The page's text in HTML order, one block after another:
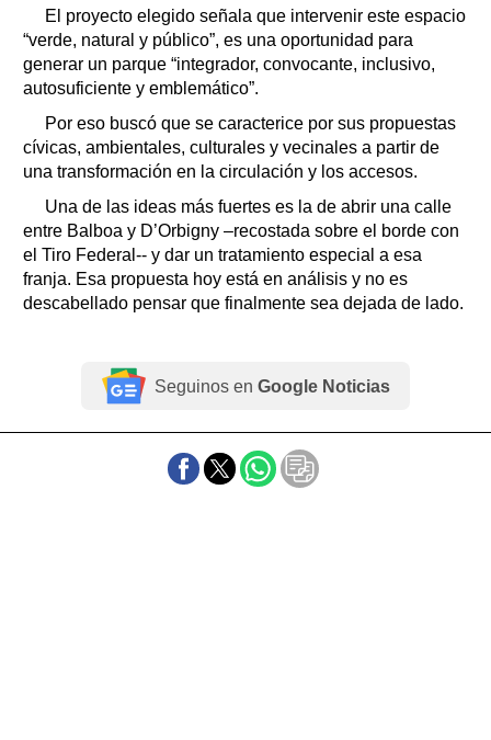
El proyecto elegido señala que intervenir este espacio
“verde, natural y público”, es una oportunidad para
generar un parque “integrador, convocante, inclusivo,
autosuficiente y emblemático”.
Por eso buscó que se caracterice por sus propuestas
cívicas, ambientales, culturales y vecinales a partir de
una transformación en la circulación y los accesos.
Una de las ideas más fuertes es la de abrir una calle
entre Balboa y D’Orbigny –recostada sobre el borde con
el Tiro Federal-- y dar un tratamiento especial a esa
franja. Esa propuesta hoy está en análisis y no es
descabellado pensar que finalmente sea dejada de lado.
Seguinos en Google Noticias